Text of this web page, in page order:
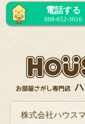
電話する
088-652-3016
株式会社ハウス